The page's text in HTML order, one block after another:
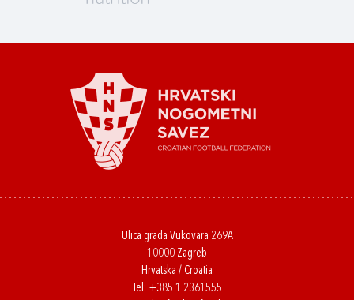
Ulica grada Vukovara 269A
10000 Zagreb
Hrvatska / Croatia
Tel: +385 1 2361555